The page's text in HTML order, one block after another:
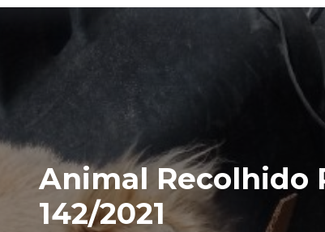
Animal Recolhido
142/2021